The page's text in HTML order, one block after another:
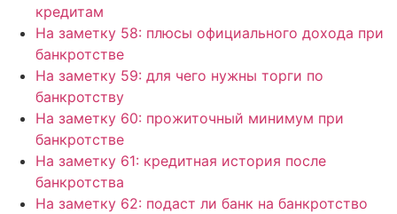
кредитам
На заметку 58: плюсы официального дохода при
банкротстве
На заметку 59: для чего нужны торги по
банкротству
На заметку 60: прожиточный минимум при
банкротстве
На заметку 61: кредитная история после
банкротства
На заметку 62: подаст ли банк на банкротство